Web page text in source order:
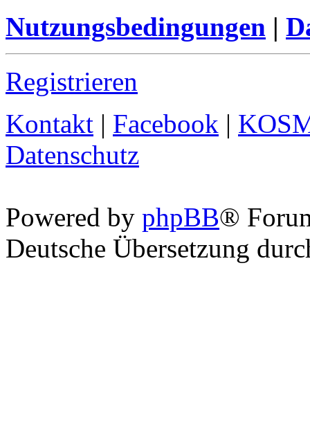
Nutzungsbedingungen |
Registrieren
Kontakt | Facebook |
Datenschutz
Powered by phpBB®
Deutsche Übersetzung